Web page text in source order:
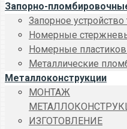
Запорно-
Запорное
Номерные
Номерные
Металлические
Металлоконструкции
МОНТАЖ
ИЗГОТОВЛЕНИЕ